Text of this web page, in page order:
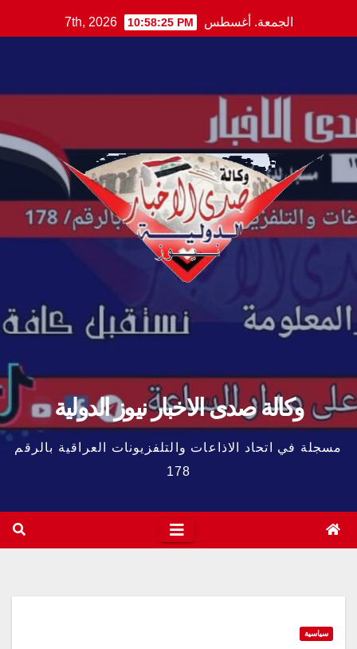
to
الجمعة. أغسطس 7th, 2026 10:58:26 PM
وكالة صدى الاخبار نيوز الدولية
مسجلة في اتحاد الاذاعات والتلفزيونات العراقية بالرقم
178
سياسية